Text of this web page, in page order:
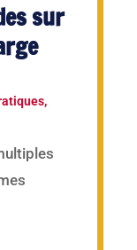
sur
,